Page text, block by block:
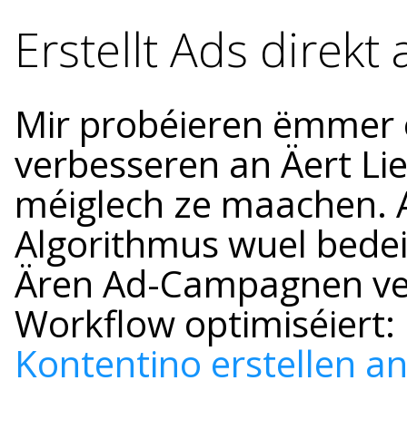
Erstellt Ads direkt
Mir probéieren ëmmer
verbesseren an Äert
méiglech ze maachen.
Algorithmus wuel
Ären Ad-Campagnen
Workflow
Kontentino erstellen